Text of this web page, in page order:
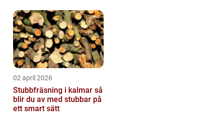
02 april 2026
Stubbfräsning i kalmar så
blir du av med stubbar på
ett smart sätt